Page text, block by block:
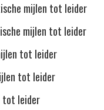
mijlen tot leider
mijlen tot leider
tot leider
tot leider
tot leider